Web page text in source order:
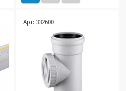
Арт: 332600